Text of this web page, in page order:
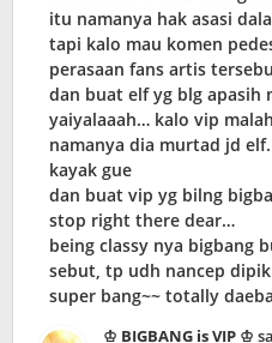
itu namanya hak asasi
tapi kalo mau komen
perasaan fans artis
dan buat elf yg blg apasih
yaiyalaaah… kalo vip
namanya dia murtad jd
kayak gue
dan buat vip yg bilng
stop right there dear…
being classy nya bigbang
sebut, tp udh nancep
super bang~~ totally
♔ BIGBANG is VIP ♔